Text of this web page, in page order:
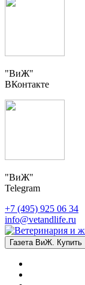
"ВиЖ"
ВКонтакте
"ВиЖ"
Telegram
+7 (495) 925 06 34
info@vetandlife.ru
Газета ВиЖ. Купить